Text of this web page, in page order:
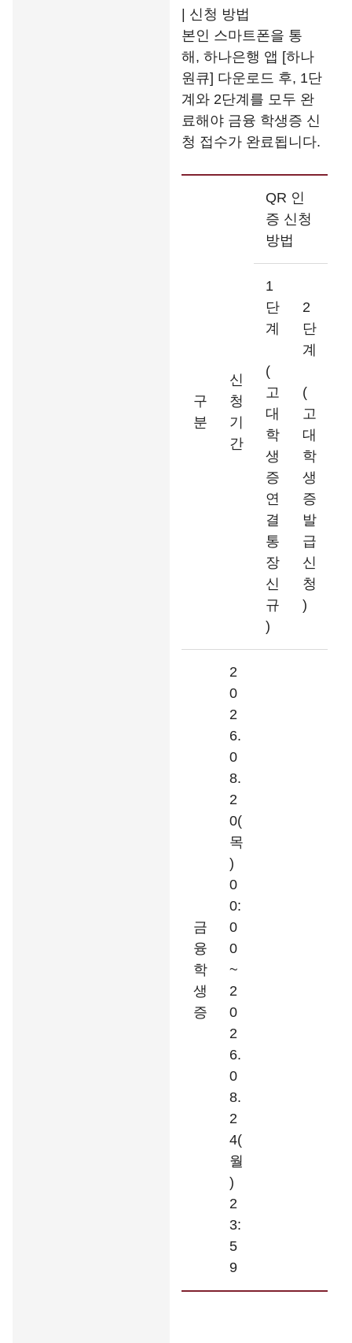
| 신청 방법
본인 스마트폰을 통
해, 하나은행 앱 [하나
원큐] 다운로드 후, 1단
계와 2단계를 모두 완
료해야 금융 학생증 신
청 접수가 완료됩니다.
구
분
신
청
기
간
QR 인
증 신청
방법
1
단
계
(
고
대
학
생
증
연
결
통
장
신
규
)
2
단
계
(
고
대
학
생
증
발
급
신
청
)
금
융
학
생
증
2
0
2
6.
0
8.
2
0(
목
)
0
0:
0
0
~
2
0
2
6.
0
8.
2
4(
월
)
2
3:
5
9